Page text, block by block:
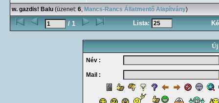
w. gazdis! Balu (üzenet: 6, Mancs-Rancs Állatmentő Alapítvány)
/ 1 Lista:
Új
Név :
Mail :